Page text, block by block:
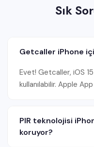
Sık
Getcaller iPhone
Evet! Getcaller, iOS
kullanılabilir. Apple
PIR teknolojisi
koruyor?